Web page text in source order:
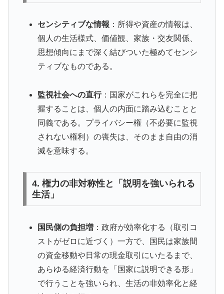
センシティブな情報 ：所得や資産の情報は、
個人の生活様式、価値観、家族・交友関係、
思想傾向にまで深く結びついた極めてセンシ
ティブなものである。
監視社会への直行：国家がこれらを完全に把
握することは、個人の内面に踏み込むことと
同義である。プライバシー権（不必要に監視
されない権利）の喪失は、そのまま自由の消
滅を意味する。
4. 権力の非対称性と「説明を強いられる
生活」
国民側の負担増：政府が効率化する（取引コ
ストがゼロに近づく）一方で、国民は家族間
の資金移動や日常の現金取引にいたるまで、
あらゆる経済行動を「国家に説明できる形」
で行うことを強いられ、生活の非効率化と経